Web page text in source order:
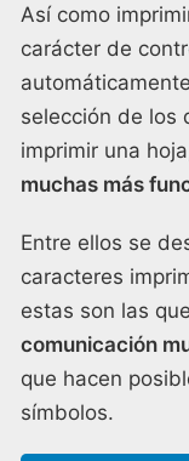
Así como
carácter de
selección de los
imprimir una
muchas más
Entre ellos se
caracteres
estas son las que
comunicación
que hacen
símbolos.